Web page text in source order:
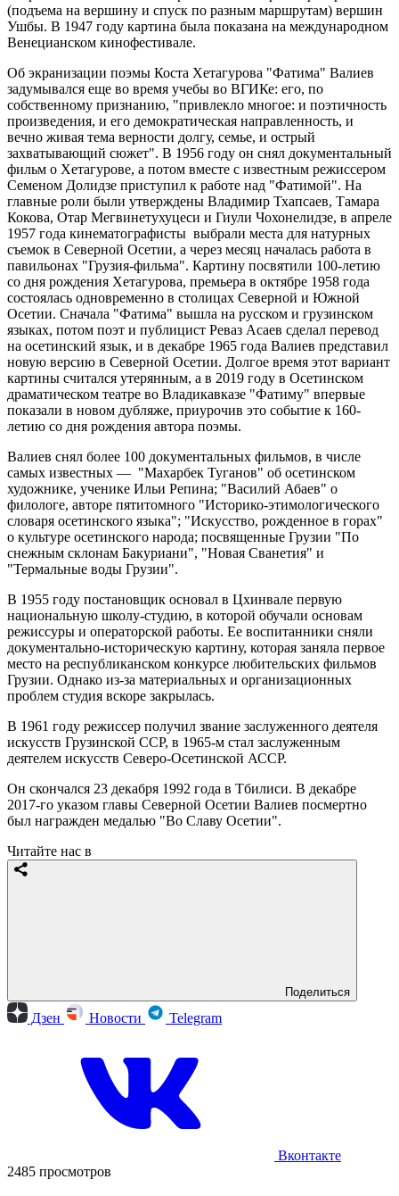
(подъема на вершину и спуск по разным маршрутам) вершин
Ушбы. В 1947 году картина была показана на международном
Венецианском кинофестивале.
Об экранизации поэмы Коста Хетагурова "Фатима" Валиев
задумывался еще во время учебы во ВГИКе: его, по
собственному признанию, "привлекло многое: и поэтичность
произведения, и его демократическая направленность, и
вечно живая тема верности долгу, семье, и острый
захватывающий сюжет". В 1956 году он снял документальный
фильм о Хетагурове, а потом вместе с известным режиссером
Семеном Долидзе приступил к работе над "Фатимой". На
главные роли были утверждены Владимир Тхапсаев, Тамара
Кокова, Отар Мегвинетухуцеси и Гиули Чохонелидзе, в апреле
1957 года кинематографисты выбрали места для натурных
съемок в Северной Осетии, а через месяц началась работа в
павильонах "Грузия-фильма". Картину посвятили 100-летию
со дня рождения Хетагурова, премьера в октябре 1958 года
состоялась одновременно в столицах Северной и Южной
Осетии. Сначала "Фатима" вышла на русском и грузинском
языках, потом поэт и публицист Реваз Асаев сделал перевод
на осетинский язык, и в декабре 1965 года Валиев представил
новую версию в Северной Осетии. Долгое время этот вариант
картины считался утерянным, а в 2019 году в Осетинском
драматическом театре во Владикавказе "Фатиму" впервые
показали в новом дубляже, приурочив это событие к 160-
летию со дня рождения автора поэмы.
Валиев снял более 100 документальных фильмов, в числе
самых известных — "Махарбек Туганов" об осетинском
художнике, ученике Ильи Репина; "Василий Абаев" о
филологе, авторе пятитомного "Историко-этимологического
словаря осетинского языка"; "Искусство, рожденное в горах"
о культуре осетинского народа; посвященные Грузии "По
снежным склонам Бакуриани", "Новая Сванетия" и
"Термальные воды Грузии".
В 1955 году постановщик основал в Цхинвале первую
национальную школу-студию, в которой обучали основам
режиссуры и операторской работы. Ее воспитанники сняли
документально-историческую картину, которая заняла первое
место на республиканском конкурсе любительских фильмов
Грузии. Однако из-за материальных и организационных
проблем студия вскоре закрылась.
В 1961 году режиссер получил звание заслуженного деятеля
искусств Грузинской ССР, в 1965-м стал заслуженным
деятелем искусств Северо-Осетинской АССР.
Он скончался 23 декабря 1992 года в Тбилиси. В декабре
2017-го указом главы Северной Осетии Валиев посмертно
был награжден медалью "Во Славу Осетии".
Читайте нас в
Поделиться
Дзен Новости Telegram
Вконтакте
2485 просмотров